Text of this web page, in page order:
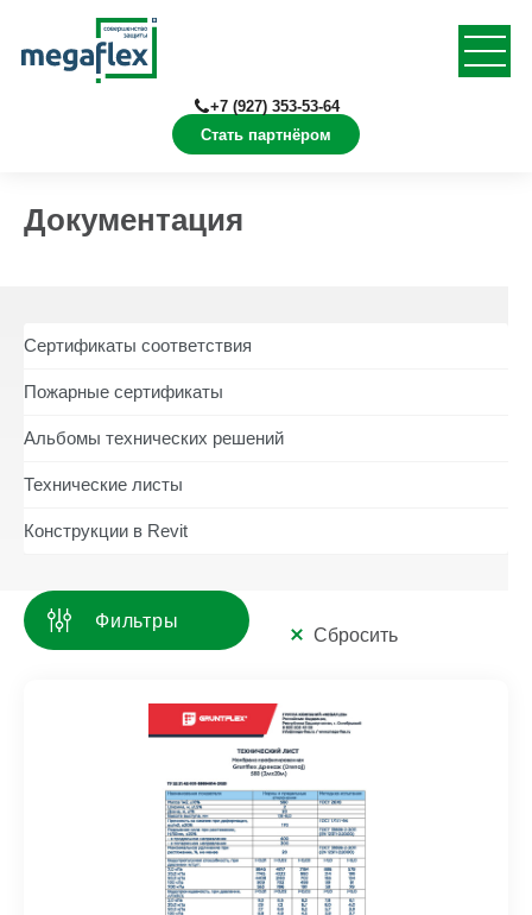
Стать партнёром
+7 (927) 353-53-64
Документация
Сертификаты соответствия
Пожарные сертификаты
Альбомы технических решений
Технические листы
Конструкции в Revit
Фильтры
Сбросить